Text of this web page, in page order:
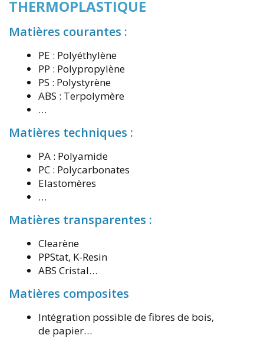
THERMOPLASTIQUE
Matières courantes :
PE : Polyéthylène
PP : Polypropylène
PS : Polystyrène
ABS : Terpolymère
…
Matières techniques :
PA : Polyamide
PC : Polycarbonates
Elastomères
…
Matières transparentes :
Clearène
PPStat, K-Resin
ABS Cristal…
Matières composites
Intégration possible de fibres de bois,
de papier…